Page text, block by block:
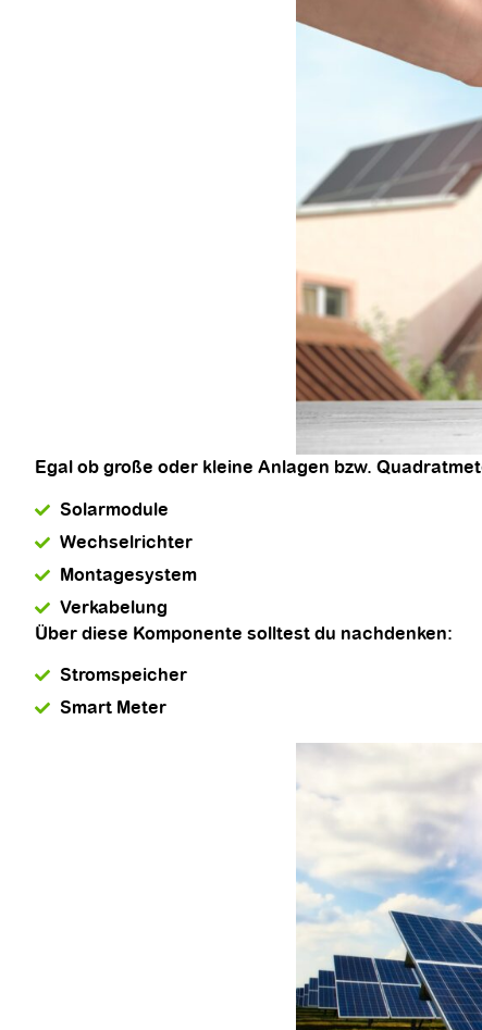
Egal ob große oder kleine Anlagen bzw.
Solarmodule
Wechselrichter
Montagesystem
Verkabelung
Über diese Komponente solltest du nachdenken:
Stromspeicher
Smart Meter